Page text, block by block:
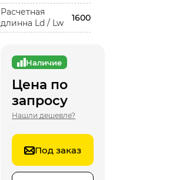
Расчетная
длинна Ld / Lw
1600
Наличие
Цена по
запросу
Нашли дешевле?
Под заказ